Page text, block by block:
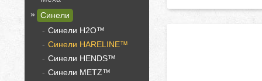
Синели
Синели H2O™
Синели HARELINE™
Синели HENDS™
Синели METZ™